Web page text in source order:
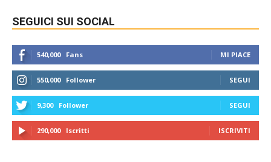
SEGUICI SUI SOCIAL
540,000 Fans MI PIACE
550,000 Follower SEGUI
9,300 Follower SEGUI
290,000 Iscritti ISCRIVITI